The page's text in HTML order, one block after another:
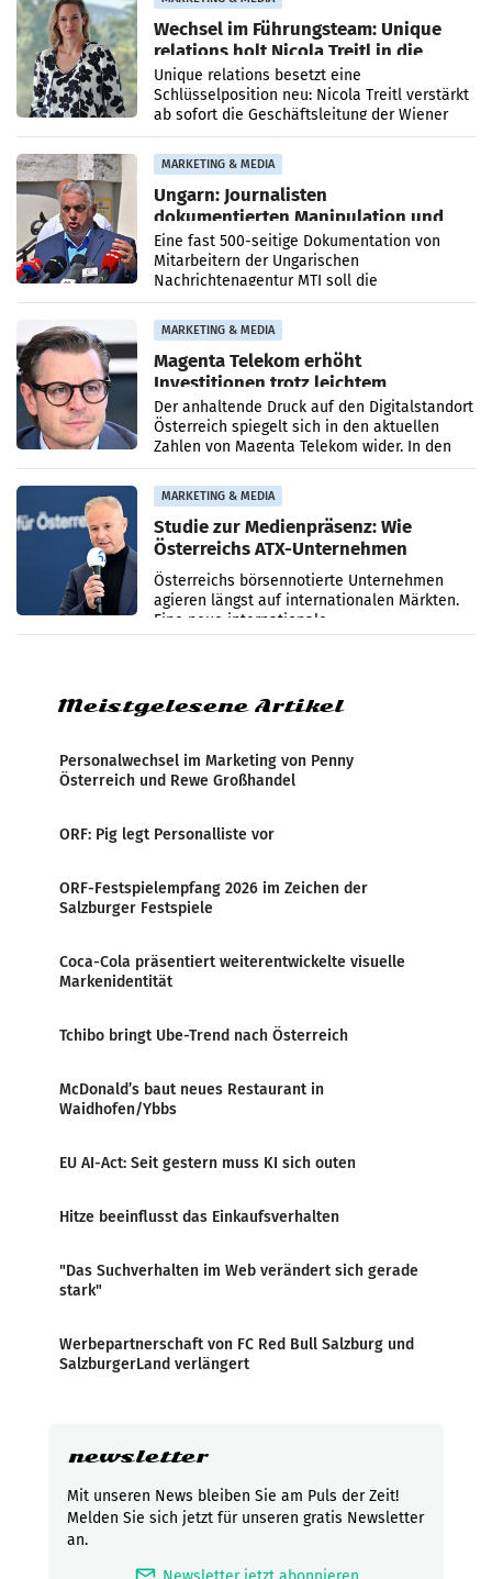
Wechsel im Führungsteam: Unique
relations holt Nicola Treitl in die
Geschäftsleitung
Unique relations besetzt eine
Schlüsselposition neu: Nicola Treitl verstärkt
ab sofort die Geschäftsleitung der Wiener
PR-Agentur an der Seite von Josef Kalina und
Anna Kalina-Mahr.
MARKETING & MEDIA
Ungarn: Journalisten
dokumentierten Manipulation und
Zensur
Eine fast 500-seitige Dokumentation von
Mitarbeitern der Ungarischen
Nachrichtenagentur MTI soll die
systematische Nachrichten-Manipulation und
Zensur bei der Agentur während der Zeit
MARKETING & MEDIA
Magenta Telekom erhöht
Investitionen trotz leichtem
Umsatzrückgang
Der anhaltende Druck auf den Digitalstandort
Österreich spiegelt sich in den aktuellen
Zahlen von Magenta Telekom wider. In den
ersten sechs Monaten des laufenden Jahres
verzeichnete
MARKETING & MEDIA
Studie zur Medienpräsenz: Wie
Österreichs ATX-Unternehmen
international wahrgenommen
werden
Österreichs börsennotierte Unternehmen
agieren längst auf internationalen Märkten.
Eine neue internationale
Medienresonanzanalyse untersucht die
Meistgelesene Artikel
Personalwechsel im Marketing von Penny
Österreich und Rewe Großhandel
ORF: Pig legt Personalliste vor
ORF-Festspielempfang 2026 im Zeichen der
Salzburger Festspiele
Coca-Cola präsentiert weiterentwickelte visuelle
Markenidentität
Tchibo bringt Ube-Trend nach Österreich
McDonald’s baut neues Restaurant in
Waidhofen/Ybbs
EU AI-Act: Seit gestern muss KI sich outen
Hitze beeinflusst das Einkaufsverhalten
"Das Suchverhalten im Web verändert sich gerade
stark"
Werbepartnerschaft von FC Red Bull Salzburg und
SalzburgerLand verlängert
newsletter
Mit unseren News bleiben Sie am Puls der Zeit!
Melden Sie sich jetzt für unseren gratis Newsletter
an.